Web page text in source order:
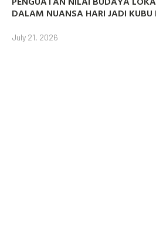
DALAM NUANSA HARI JADI KUBU
July 21, 2026